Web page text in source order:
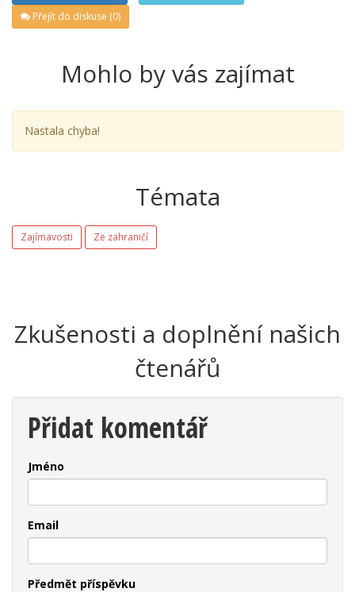
Přejít do diskuse (0)
Mohlo by vás zajímat
Nastala chyba!
Témata
Zajímavosti Ze zahraničí
Zkušenosti a doplnění našich
čtenářů
Přidat komentář
Jméno
Email
Předmět příspěvku